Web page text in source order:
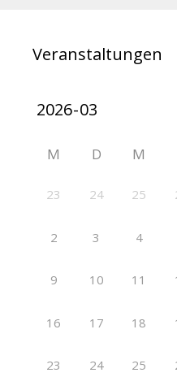
Veranstaltungen
M D M
23 24 25
2 3 4
9 10 11
16 17 18
23 24 25